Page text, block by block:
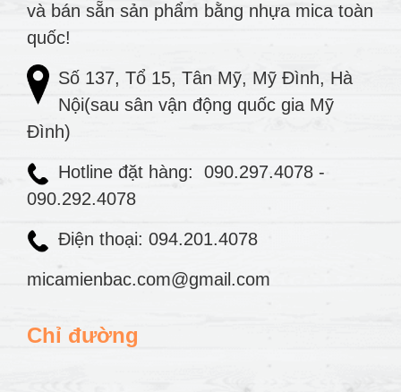
và bán sẵn sản phẩm bằng nhựa mica toàn
quốc!
Số 137, Tổ 15, Tân Mỹ, Mỹ Đình, Hà
Nội(sau sân vận động quốc gia Mỹ
Đình)
Hotline đặt hàng: 090.297.4078 -
090.292.4078
Điện thoại: 094.201.4078
micamienbac.com@gmail.com
Chỉ đường